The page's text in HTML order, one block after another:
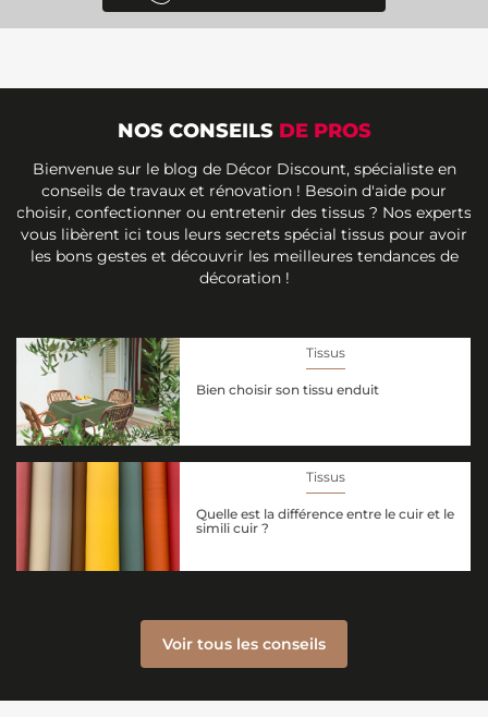
NOS CONSEILS DE PROS
Bienvenue sur le blog de Décor Discount, spécialiste en
conseils de travaux et rénovation ! Besoin d'aide pour
choisir, confectionner ou entretenir des tissus ? Nos experts
vous libèrent ici tous leurs secrets spécial tissus pour avoir
les bons gestes et découvrir les meilleures tendances de
décoration !
Tissus
Bien choisir son tissu enduit
Tissus
Quelle est la différence entre le cuir et le
simili cuir ?
Voir tous les conseils